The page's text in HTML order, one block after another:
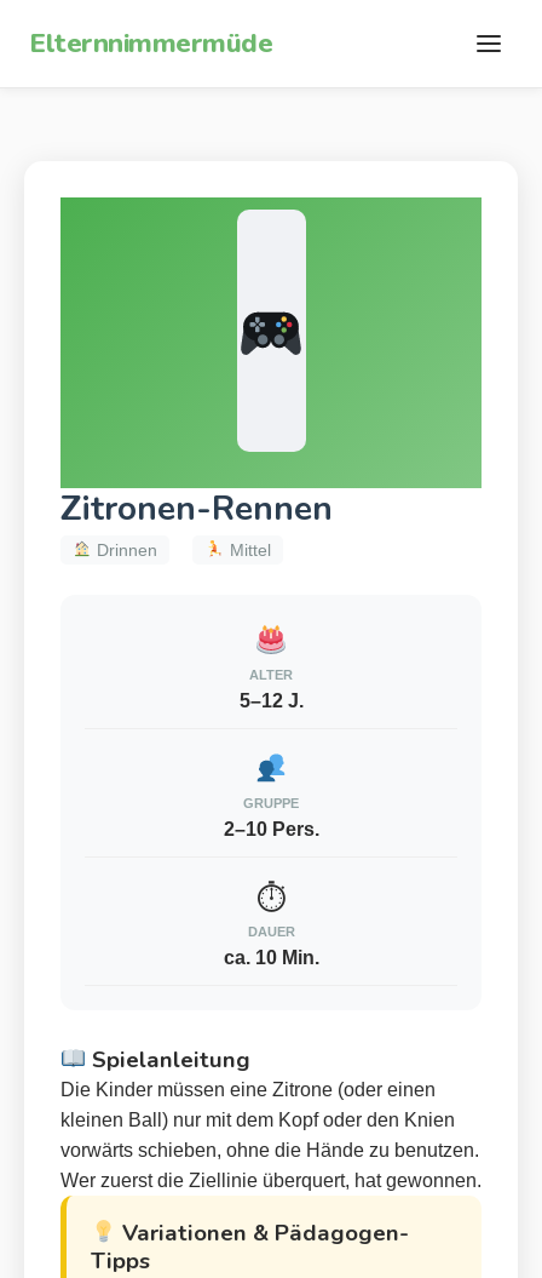
Elternnimmermüde
Zitronen-Rennen
Drinnen Mittel
ALTER
5–12 J.
GRUPPE
2–10 Pers.
⏱
DAUER
ca. 10 Min.
Spielanleitung
Die Kinder müssen eine Zitrone (oder einen
kleinen Ball) nur mit dem Kopf oder den Knien
vorwärts schieben, ohne die Hände zu benutzen.
Wer zuerst die Ziellinie überquert, hat gewonnen.
Variationen & Pädagogen-
Tipps